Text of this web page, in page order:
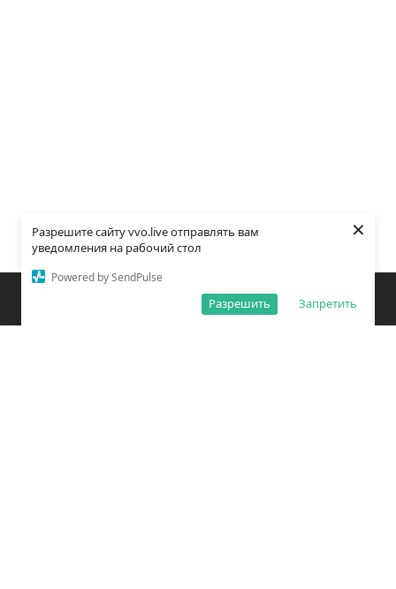
Разрешите сайту vvo.live отправлять вам
уведомления на рабочий стол
Powered by SendPulse
Запретить
Разрешить
×
Закладки Поиск Открыть меню